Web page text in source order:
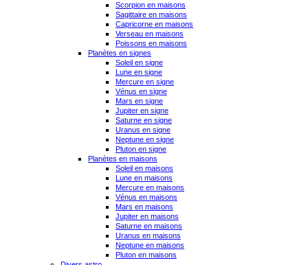
Scorpion en maisons
Sagittaire en maisons
Capricorne en maisons
Verseau en maisons
Poissons en maisons
Planètes en signes
Soleil en signe
Lune en signe
Mercure en signe
Vénus en signe
Mars en signe
Jupiter en signe
Saturne en signe
Uranus en signe
Neptune en signe
Pluton en signe
Planètes en maisons
Soleil en maisons
Lune en maisons
Mercure en maisons
Vénus en maisons
Mars en maisons
Jupiter en maisons
Saturne en maisons
Uranus en maisons
Neptune en maisons
Pluton en maisons